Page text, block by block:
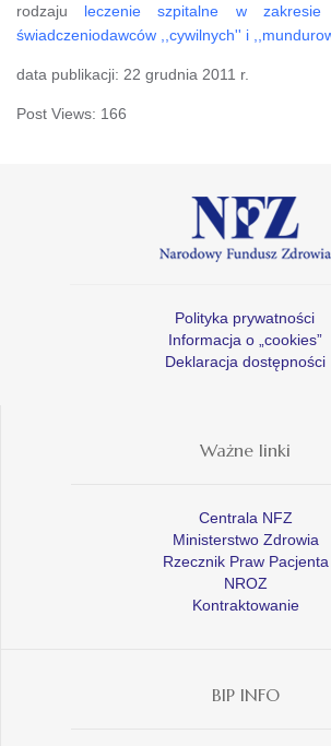
rodzaju leczenie szpitalne w zakresie
świadczeniodawców ,,cywilnych'' i
data publikacji: 22 grudnia 2011 r.
Post Views: 166
Polityka prywatności
Informacja o „cookies”
Deklaracja dostępności
Ważne linki
Centrala NFZ
Ministerstwo Zdrowia
Rzecznik Praw Pacjenta
NROZ
Kontraktowanie
BIP INFO